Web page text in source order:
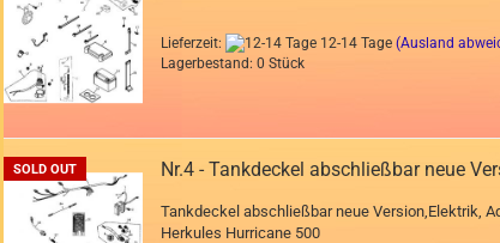
Lieferzeit: 12-14 Tage (Ausland
Lagerbestand: 0 Stück
SOLD OUT Nr.4 - Tankdeckel abschließbar neue
Tankdeckel abschließbar neue Version,Elektrik,
Herkules Hurricane 500